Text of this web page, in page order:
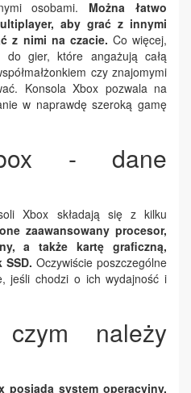
osobami. Można łatwo
aby grać z innymi
z nimi na czacie. Co więcej,
gier, które angażują całą
czy znajomymi
Konsola Xbox pozwala na
w naprawdę szeroką gamę
- dane
Xbox składają się z kilku
zaawansowany procesor,
a także kartę graficzną,
Oczywiście poszczególne
jeśli chodzi o ich wydajność i
należy
posiada system operacyjny.